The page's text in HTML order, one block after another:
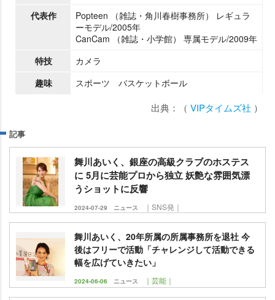
代表作
Popteen （雑誌・角川春樹事務所） レギュラ
ーモデル/2005年
CanCam （雑誌・小学館） 専属モデル/2009年
特技
カメラ
趣味
スポーツ バスケットボール
出典：（ VIPタイムズ社 ）
記事
舞川あいく、銀座の高級クラブのホステス
に 5月に芸能プロから独立 妖艶な雰囲気漂
うショットに反響
2024-07-29 ニュース ｜SNS発｜
舞川あいく、20年所属の所属事務所を退社 今
後はフリーで活動「チャレンジして活動できる
幅を広げていきたい」
2024-06-06 ニュース ｜芸能｜